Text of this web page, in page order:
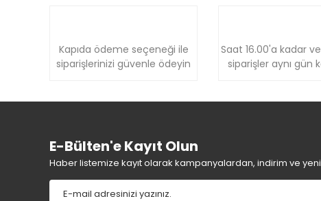
Kapıda ödeme seçeneği ile
siparişlerinizi güvenle ödeyin
Saat 16.00'a kadar
siparişler aynı gün
E-Bülten'e Kayıt Olun
Haber listemize kayıt olarak kampanyalardan, indirim ve